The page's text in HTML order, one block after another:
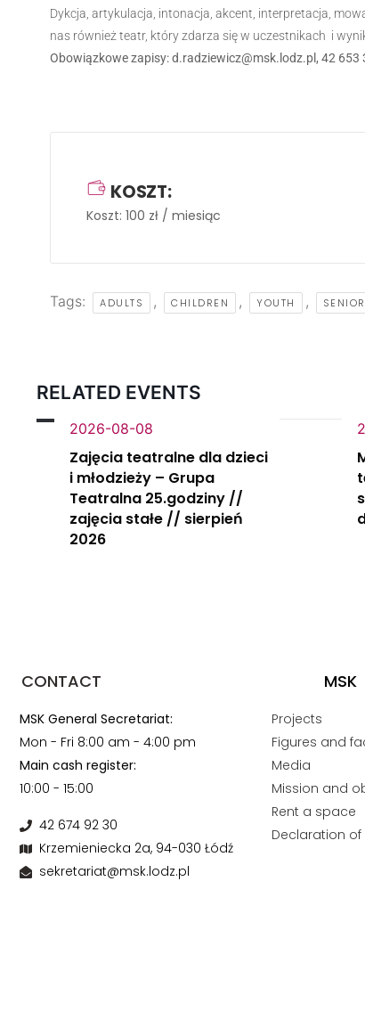
Dykcja, artykulacja, intonacja, akcent, interpretacja,
nas również teatr, który zdarza się w uczestnikach i
Obowiązkowe zapisy: d.radziewicz@msk.lodz.pl, 42 653
KOSZT:
Koszt: 100 zł / miesiąc
Tags: ADULTS , CHILDREN , YOUTH ,
RELATED EVENTS
2026-08-08
Zajęcia teatralne dla dzieci
i młodzieży – Grupa
Teatralna 25.godziny //
zajęcia stałe // sierpień
2026
CONTACT MSK
MSK General Secretariat:
Mon - Fri 8:00 am - 4:00 pm
Main cash register:
10:00 - 15:00
42 674 92 30
Krzemieniecka 2a, 94-030 Łódź
sekretariat@msk.lodz.pl
Projects
Figures and
Media
Mission and
Rent a space
Declaration